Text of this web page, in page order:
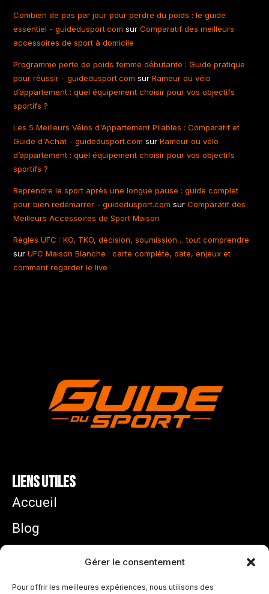
Gérer le consentement
Pour offrir les meilleures expériences, nous utilisons des
Combien de pas par jour pour perdre du poids : le guide
essentiel - guidedusport.com surComparatif des meilleurs
accessoires de sport à domicile
Programme perte de poids femme débutante : Guide pratique
pour réussir - guidedusport.com surRameur ou vélo
d’appartement : quel équipement choisir pour vos objectifs
sportifs ?
Les 5 Meilleurs Vélos d'Appartement Pliables : Comparatif et
Guide d'Achat - guidedusport.com surRameur ou vélo
d’appartement : quel équipement choisir pour vos objectifs
sportifs ?
Reprendre le sport après une longue pause : guide complet
pour bien redémarrer - guidedusport.com surComparatif des
Meilleurs Accessoires de Sport Maison
Règles UFC : KO, TKO, décision, soumission… tout comprendre
surUFC Maison Blanche : carte complète, date, enjeux et
comment regarder le live
Liens utiles
Accueil
Blog
Politique de confidentialité